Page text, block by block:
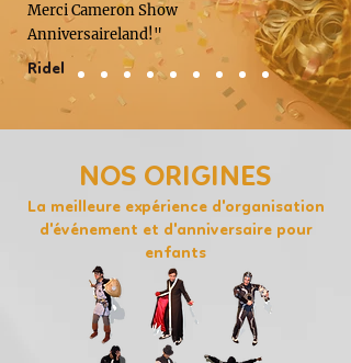
Merci Cameron Show
Anniversaireland!"
Ridel
NOS ORIGINES
La meilleure expérience d'organisation
d'événement et d'anniversaire pour
enfants